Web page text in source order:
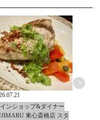
ンショップ&ダイナー
東心斎橋店 スタ